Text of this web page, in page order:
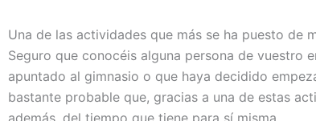
Una de las actividades que más se ha puesto
Seguro que conocéis alguna persona de vuestro
apuntado al gimnasio o que haya decidido
bastante probable que, gracias a una de estas
además, del tiempo que tiene para sí misma.